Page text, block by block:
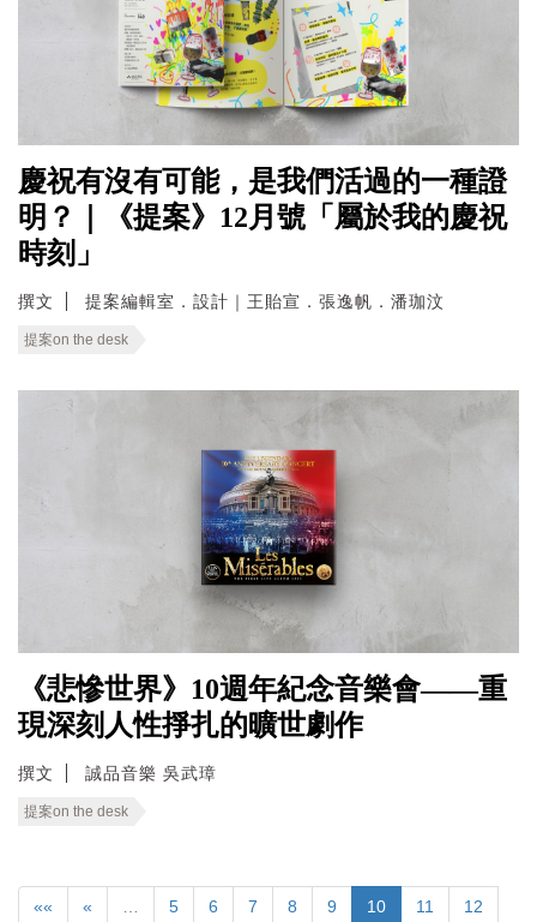
慶祝有沒有可能，是我們活過的一種證
明？｜《提案》12月號「屬於我的慶祝
時刻」
撰文 提案編輯室．設計｜王貽宣．張逸帆．潘珈汶
提案on the desk
《悲慘世界》10週年紀念音樂會——重
現深刻人性掙扎的曠世劇作
撰文 誠品音樂 吳武璋
提案on the desk
«« « 5 6 7 8 9 10 11 12